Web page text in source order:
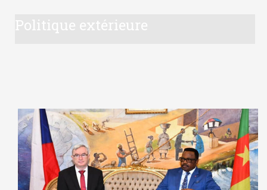
Politique extérieure